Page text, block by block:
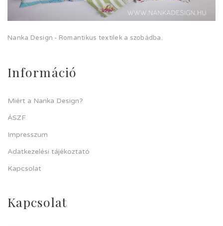
Nanka Design - Romantikus textilek a szobádba.
Információ
Miért a Nanka Design?
ÁSZF
Impresszum
Adatkezelési tájékoztató
Kapcsolat
Kapcsolat